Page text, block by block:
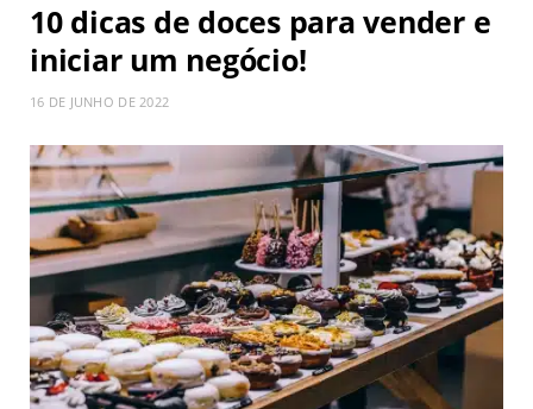
10 dicas de doces para vender e
iniciar um negócio!
16 DE JUNHO DE 2022